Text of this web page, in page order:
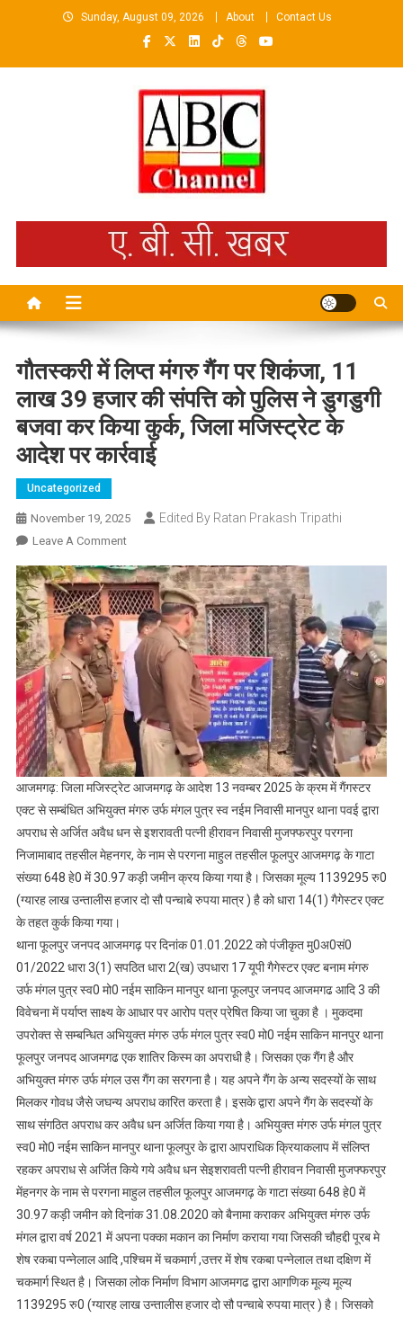
Sunday, August 09, 2026 About Contact Us
ABCKHABAR AZAMGARH
गौतस्करी में लिप्त मंगरु गैंग पर शिकंजा, 11
लाख 39 हजार की संपत्ति को पुलिस ने डुगडुगी
बजवा कर किया कुर्क, जिला मजिस्ट्रेट के
आदेश पर कार्रवाई
Uncategorized
November 19, 2025 Edited By Ratan Prakash Tripathi
Leave A CommentOn
में
लिप्त
मंगरु
गैंग
पर
शिकंजा,
11
लाख
39
हजार
की
संपत्ति
को
पुलिस
डुगडुगी
किया
कुर्क,
जिला
मजिस्ट्रेट
के
आदेश
पर
कार्रवाई
आजमगढ़: जिला मजिस्ट्रेट आजमगढ़ के आदेश 13 नवम्बर 2025 के क्रम में गैंगस्टर
एक्ट से सम्बंधित अभियुक्त मंगरु उर्फ मंगल पुत्र स्व नईम निवासी मानपुर थाना पवई द्वारा
अपराध से अर्जित अवैध धन से इशरावती पत्नी हीरावन निवासी मुजफ्फरपुर परगना
निजामाबाद तहसील मेहनगर, के नाम से परगना माहुल तहसील फूलपुर आजमगढ़ के गाटा
संख्या 648 हे0 में 30.97 कड़ी जमीन क्रय किया गया है। जिसका मूल्य 1139295 रु0
(ग्यारह लाख उन्तालीस हजार दो सौ पन्चाबे रुपया मात्र ) है को धारा 14(1) गैगेस्टर एक्ट
के तहत कुर्क किया गया।
थाना फूलपुर जनपद आजमगढ़ पर दिनांक 01.01.2022 को पंजीकृत मु0अ0सं0
01/2022 धारा 3(1) सपठित धारा 2(ख) उपधारा 17 यूपी गैगेस्टर एक्ट बनाम मंगरु
उर्फ मंगल पुत्र स्व0 मो0 नईम साकिन मानपुर थाना फूलपुर जनपद आजमगढ आदि 3 की
विवेचना में पर्याप्त साक्ष्य के आधार पर आरोप पत्र प्रेषित किया जा चुका है । मुकदमा
उपरोक्त से सम्बन्धित अभियुक्त मंगरु उर्फ मंगल पुत्र स्व0 मो0 नईम साकिन मानपुर थाना
फूलपुर जनपद आजमगढ एक शातिर किस्म का अपराधी है। जिसका एक गैंग है और
अभियुक्त मंगरु उर्फ मंगल उस गैंग का सरगना है। यह अपने गैंग के अन्य सदस्यों के साथ
मिलकर गोवध जैसे जघन्य अपराध कारित करता है। इसके द्वारा अपने गैंग के सदस्यों के
साथ संगठित अपराध कर अवैध धन अर्जित किया गया है। अभियुक्त मंगरु उर्फ मंगल पुत्र
स्व0 मो0 नईम साकिन मानपुर थाना फूलपुर के द्वारा आपराधिक क्रियाकलाप में संलिप्त
रहकर अपराध से अर्जित किये गये अवैध धन सेइशरावती पत्नी हीरावन निवासी मुजफ्फरपुर
मेंहनगर के नाम से परगना माहुल तहसील फूलपुर आजमगढ़ के गाटा संख्या 648 हे0 में
30.97 कड़ी जमीन को दिनांक 31.08.2020 को बैनामा कराकर अभियुक्त मंगरु उर्फ
मंगल द्वारा वर्ष 2021 में अपना पक्का मकान का निर्माण कराया गया जिसकी चौहद्दी पूरब मे
शेष रकबा पन्नेलाल आदि ,पश्चिम में चकमार्ग ,उत्तर में शेष रकबा पन्नेलाल तथा दक्षिण में
चकमार्ग स्थित है। जिसका लोक निर्माण विभाग आजमगढ द्वारा आगणिक मूल्य मूल्य
1139295 रु0 (ग्यारह लाख उन्तालीस हजार दो सौ पन्चाबे रुपया मात्र ) है। जिसको